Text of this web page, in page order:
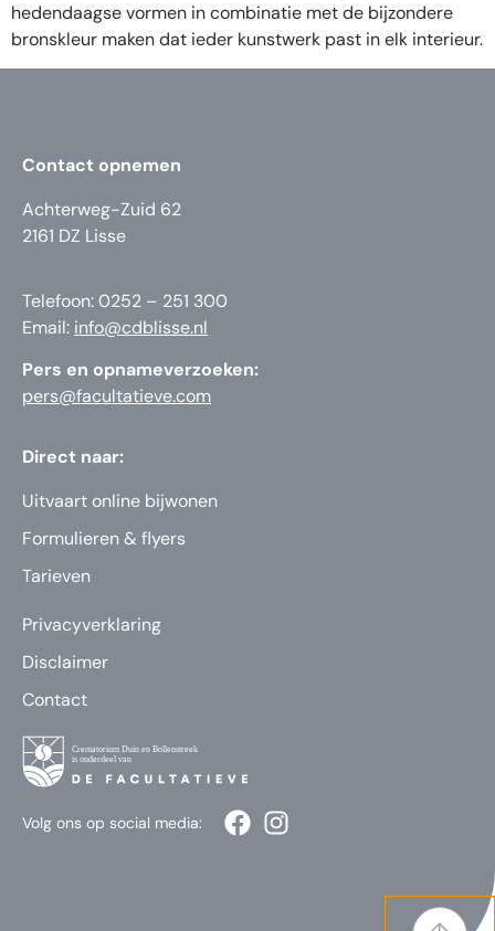
hedendaagse vormen in combinatie met de bijzondere
bronskleur maken dat ieder kunstwerk past in elk interieur.
Contact opnemen
Achterweg-Zuid 62
2161 DZ Lisse
Telefoon: 0252 – 251 300
Email: info@cdblisse.nl
Pers en opnameverzoeken:
pers@facultatieve.com
Direct naar:
Uitvaart online bijwonen
Formulieren & flyers
Tarieven
Privacyverklaring
Disclaimer
Contact
Volg ons op social media: